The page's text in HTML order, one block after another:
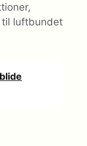
til luftbundet